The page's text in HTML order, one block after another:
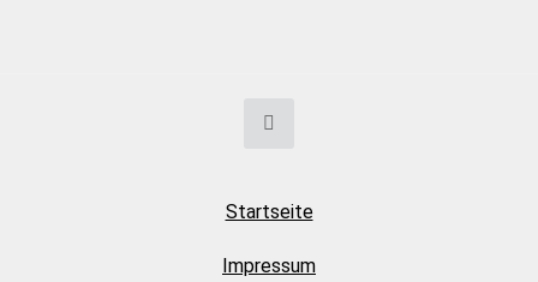
Startseite
Impressum